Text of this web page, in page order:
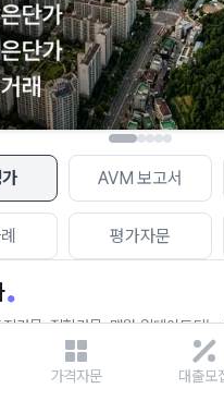
AVM 보고서
평가자문
건물, 집합건물, 매월 업데이트되는
가격자문 대출모